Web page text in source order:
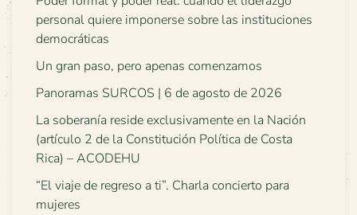
personal quiere imponerse sobre las instituciones
democráticas
Un gran paso, pero apenas comenzamos
Panoramas SURCOS | 6 de agosto de 2026
La soberanía reside exclusivamente en la Nación
(artículo 2 de la Constitución Política de Costa
Rica) – ACODEHU
“El viaje de regreso a ti”. Charla concierto para
mujeres